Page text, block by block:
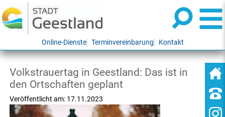
Online-Dienste Terminvereinbarung Kontakt
Volkstrauertag in Geestland: Das ist in
den Ortschaften geplant
Veröffentlicht am: 17.11.2023